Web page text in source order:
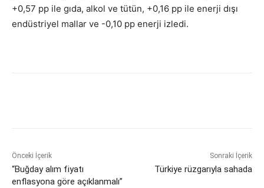
+0,57 pp ile gıda, alkol ve tütün, +0,16 pp ile enerji dışı
endüstriyel mallar ve -0,10 pp enerji izledi.
Önceki İçerik
“Buğday alım fiyatı
enflasyona göre açıklanmalı”
Sonraki İçerik
Türkiye rüzgarıyla sahada